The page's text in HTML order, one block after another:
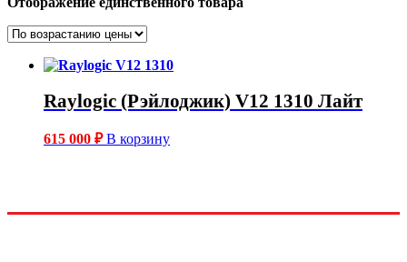
Raylogic (Рэйлоджик) V12 1310 Лайт
615 000 ₽ В корзину